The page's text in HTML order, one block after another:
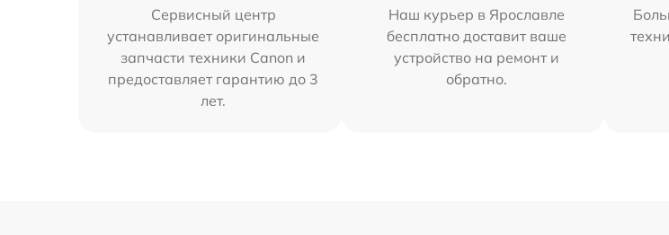
Сервисный центр
устанавливает оригинальные
запчасти техники Canon и
предоставляет гарантию до 3
лет.
Наш курьер в Ярославле
бесплатно доставит ваше
устройство на ремонт и
обратно.